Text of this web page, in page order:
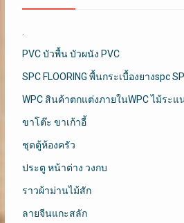
PVC บัวพื้น บัวผนัง PVC
SPC FLOORING พื้นกระเบื้องยางspc
WPC สินค้าตกแต่งภายในWPC ไม้ระแ
ขาโต๊ะ ขาเก้าอี้
ชุดตู้ห้องครัว
ประตู หน้าต่าง วงกบ
ราวผ้าม่านไม้สัก
ลายจีนแกะสลัก